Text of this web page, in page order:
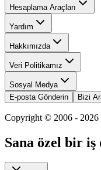
Hesaplama Araçları
Yardım
Hakkımızda
Veri Politikamız
Sosyal Medya
E-posta Gönderin
Bizi
Copyright © 2006 - 2026
Sana özel bir iş